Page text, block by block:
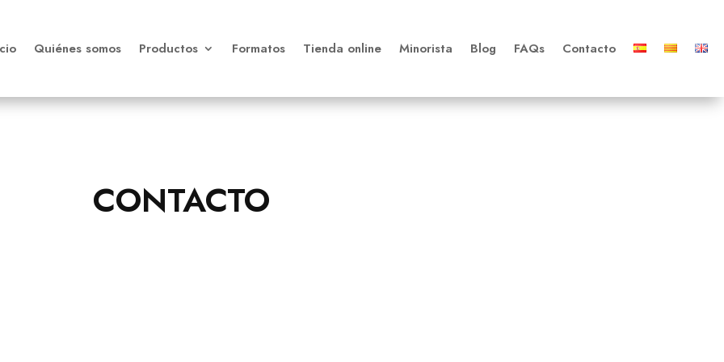
Quiénes somos Productos Formatos Tienda online Minorista Blog FAQs Contacto
CONTACTO